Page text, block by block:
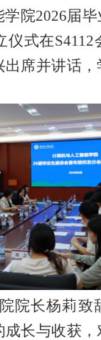
学院2026届
仪式在S4112
出席并讲话
院长杨莉致
长与收获